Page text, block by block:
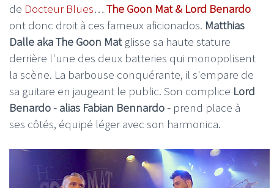
de Docteur Blues… The Goon Mat & Lord Benardo
ont donc droit à ces fameux aficionados. Matthias
Dalle aka The Goon Mat glisse sa haute stature
derrière l'une des deux batteries qui monopolisent
la scène. La barbouse conquérante, il s'empare de
sa guitare en jaugeant le public. Son complice Lord
Benardo - alias Fabian Bennardo - prend place à
ses côtés, équipé léger avec son harmonica.